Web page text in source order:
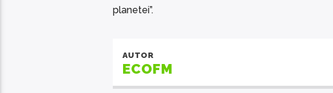
planetei”.
AUTOR
ECOFM